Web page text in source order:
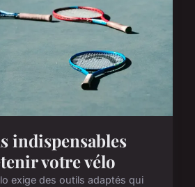
indispensables
votre vélo
exige des outils adaptés qui